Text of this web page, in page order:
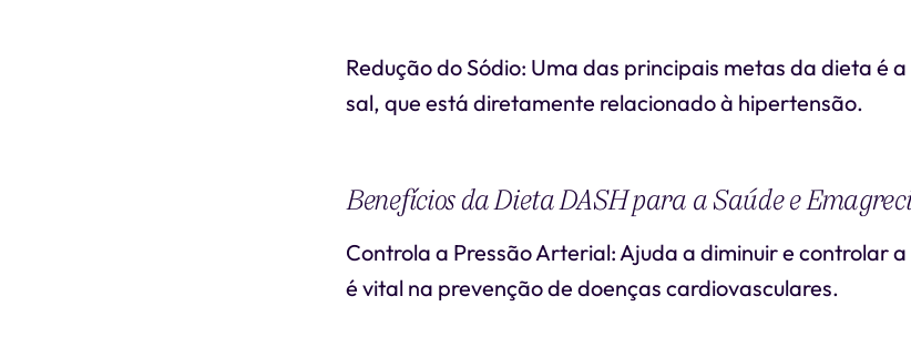
Redução do Sódio: Uma das principais metas da dieta é
sal, que está diretamente relacionado à hipertensão.
Benefícios da Dieta DASH para a Saúde e
Controla a Pressão Arterial: Ajuda a diminuir e controlar
é vital na prevenção de doenças cardiovasculares.